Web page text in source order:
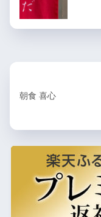
朝食 喜心